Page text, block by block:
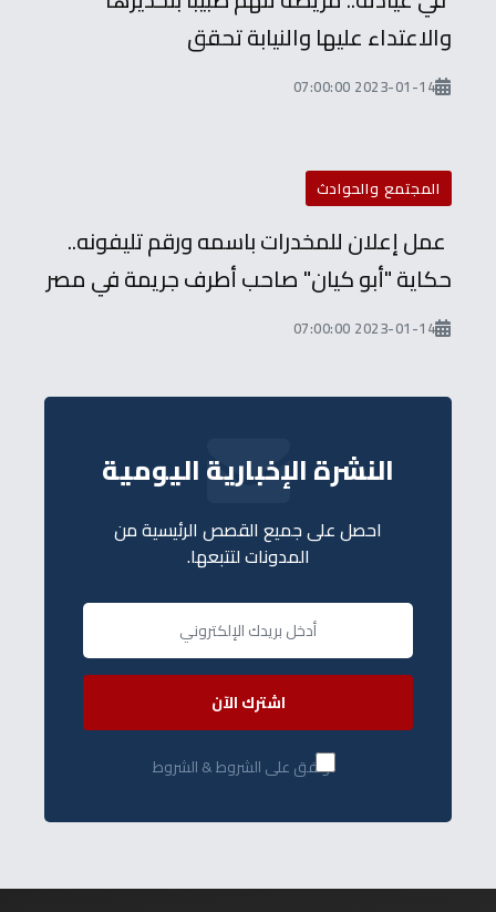
والاعتداء عليها والنيابة تحقق
2023-01-14 07:00:00
المجتمع والحوادث
عمل إعلان للمخدرات باسمه ورقم تليفونه..
حكاية "أبو كيان" صاحب أطرف جريمة في مصر
2023-01-14 07:00:00
النشرة الإخبارية اليومية
احصل على جميع القصص الرئيسية من
المدونات لتتبعها.
اشترك الآن
أوافق على الشروط & الشروط